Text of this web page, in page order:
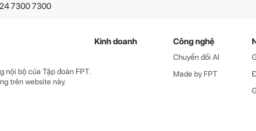
7300 7300
bộ của Tập đoàn FPT.
trên website này.
Kinh doanh Công nghệ
Chuyển đổi AI
Made by FPT